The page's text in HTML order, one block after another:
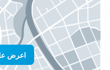
اعرض